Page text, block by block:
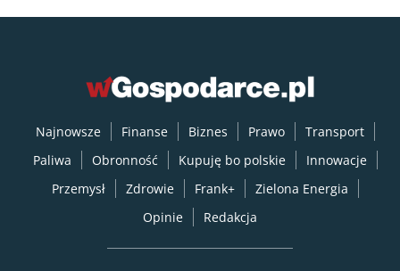
Najnowsze Finanse Biznes Prawo
Transport
Paliwa
Obronność Kupuję bo polskie
Innowacje
Przemysł
Zdrowie Frank+
Zielona Energia
Opinie
Redakcja